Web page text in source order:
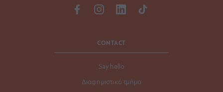
CONTACT
Say hello
Διαφημιστικό τμήμα